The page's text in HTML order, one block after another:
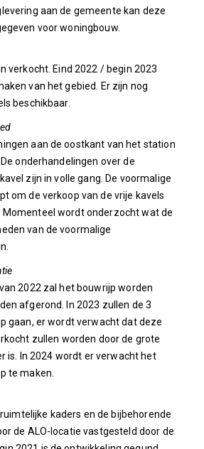
aan de gemeente kan deze
voor woningbouw.
verkocht. Eind 2022 / begin 2023
van het gebied. Er zijn nog
beschikbaar.
aan de oostkant van het station
onderhandelingen over de
zijn in volle gang. De voormalige
om de verkoop van de vrije kavels
Momenteel wordt onderzocht wat de
van de voormalige
2022 zal het bouwrijp worden
afgerond. In 2023 zullen de 3
gaan, er wordt verwacht dat deze
zullen worden door de grote
is. In 2024 wordt er verwacht het
te maken.
kaders en de bijbehorende
de ALO-locatie vastgesteld door de